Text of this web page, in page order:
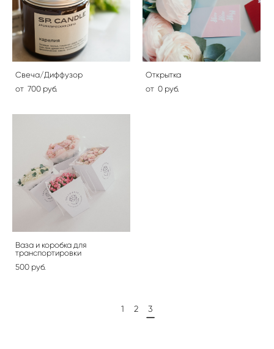
Свеча/Диффузор
от 700 pуб.
Открытка
от 0 pуб.
Ваза и коробка для
транспортировки
500 pуб.
1 2 3